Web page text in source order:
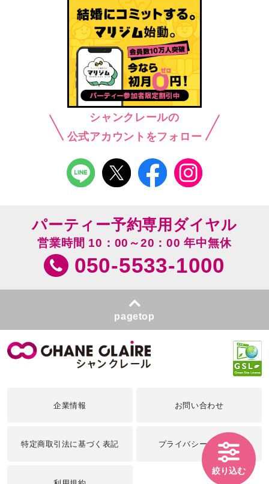
シャンクレールの
公式アカウントをフォロー
絞り込む
パーティー予約専用ダイヤル
営業時間 10：00～20：00 年中無休
050-5533-1000
pagetop
企業情報 お問い合わせ
特定商取引法に基づく表記 プライバシーポリシー